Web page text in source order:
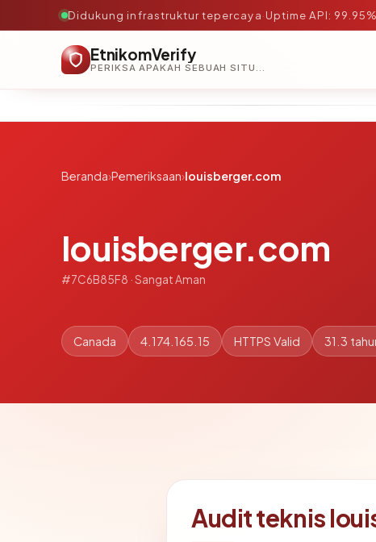
Didukung infrastruktur tepercaya·Uptime API: 99.95%
EtnikomVerify
PERIKSA APAKAH SEBUAH SITUS AMAN, TEPERCAYA, DAN TERVERIFIKASI DALAM HITUNGAN DETIK.
Beranda›Pemeriksaan›louisberger.com
louisberger.com
#7C6B85F8 · Sangat Aman
Canada 4.174.165.15 HTTPS Valid 31.3
Audit teknis